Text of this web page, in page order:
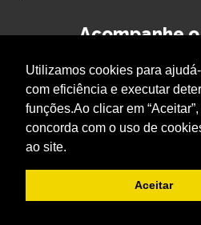
Utilizamos cookies para
com eficiência e executar
funções.Ao clicar em
concorda com o uso de
ao site.
Aceitar
Acompanhe o